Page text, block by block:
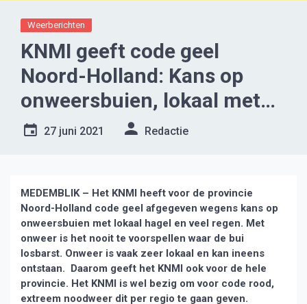
Weerberichten
KNMI geeft code geel
Noord-Holland: Kans op
onweersbuien, lokaal met
hagel en veel regen.
27 juni 2021 Redactie
MEDEMBLIK – Het KNMI heeft voor de provincie
Noord-Holland code geel afgegeven wegens kans op
onweersbuien met lokaal hagel en veel regen. Met
onweer is het nooit te voorspellen waar de bui
losbarst. Onweer is vaak zeer lokaal en kan ineens
ontstaan. Daarom geeft het KNMI ook voor de hele
provincie. Het KNMI is wel bezig om voor code rood,
extreem noodweer dit per regio te gaan geven.